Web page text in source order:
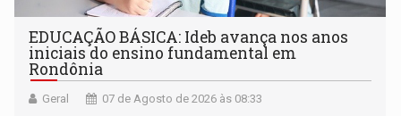
EDUCAÇÃO BÁSICA: Ideb avança nos anos
iniciais do ensino fundamental em
Rondônia
Geral 07 de Agosto de 2026 às 08:33